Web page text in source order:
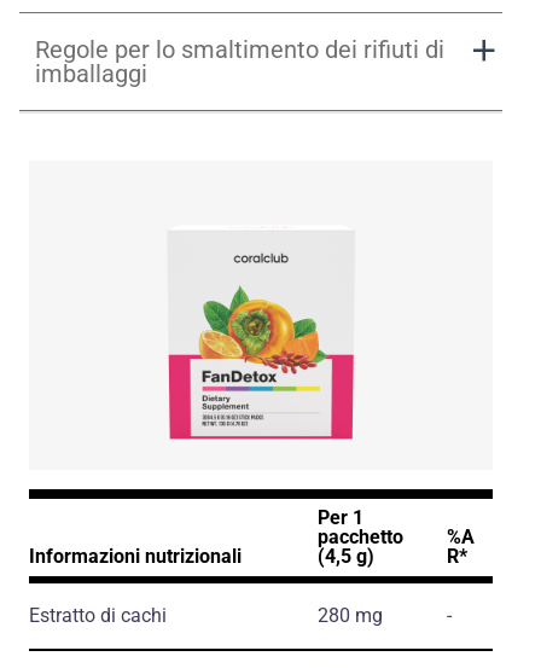
Regole per lo smaltimento dei rifiuti di
imballaggi
Informazioni nutrizionali
Per 1
pacchetto
(4,5 g)
%A
R*
Estratto di cachi 280 mg -